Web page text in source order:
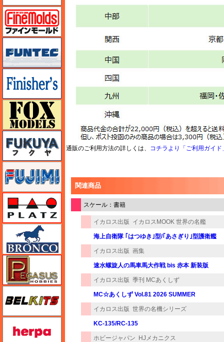
通販のご利用方法の詳しくは、 コチラより「ご利用ガイド
関連商品
スケール：書籍
イカロス出版 イカロスMOOK 世界の名艦
海上自衛隊 ｢はつゆき｣型/｢あさぎり｣型護衛艦
イカロス出版 画集
速水螺旋人の馬車馬大作戦 bis 赤本 新装版
イカロス出版 季刊 MCあくしず
MC☆あくしず Vol.81 2026 SUMMER
イカロス出版 世界の名機シリーズ
KC-135/RC-135
ホビージャパン HJメカニクス
ファインモールド
funtec（ファンテック）
フォックスモデル（FOX MODELS）
プラッツ
ブロンコモデル（Bronco Models）
ペガサスホビー
ヘルパ（herpa）